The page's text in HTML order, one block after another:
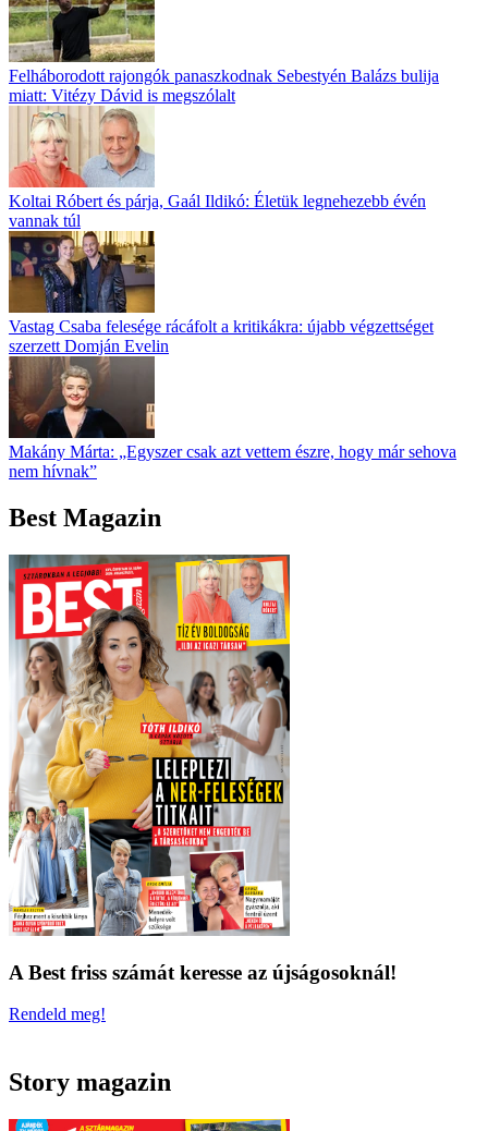
Felháborodott rajongók panaszkodnak Sebestyén Balázs bulija
miatt: Vitézy Dávid is megszólalt
Koltai Róbert és párja, Gaál Ildikó: Életük legnehezebb évén
vannak túl
Vastag Csaba felesége rácáfolt a kritikákra: újabb végzettséget
szerzett Domján Evelin
Makány Márta: „Egyszer csak azt vettem észre, hogy már sehova
nem hívnak”
Best Magazin
A Best friss számát keresse az újságosoknál!
Rendeld meg!
Story magazin